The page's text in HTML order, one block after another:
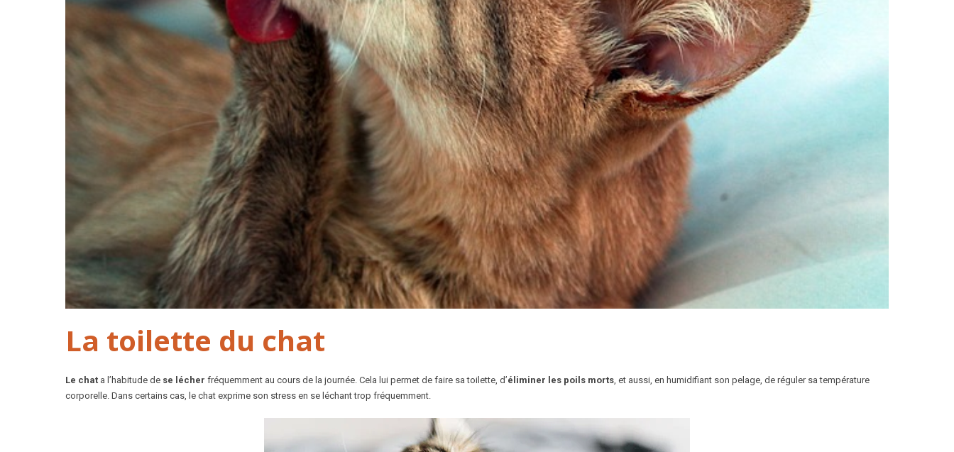
La toilette du chat
Le chat a l’habitude de se lécher fréquemment au cours de la journée. Cela lui permet de faire sa toilette, d’éliminer les poils morts, et aussi, en humidifiant son pelage, de réguler sa température
corporelle. Dans certains cas, le chat exprime son stress en se léchant trop fréquemment.